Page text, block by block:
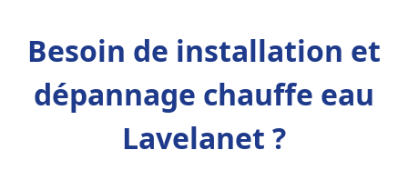
Besoin de installation et
dépannage chauffe eau
Lavelanet ?